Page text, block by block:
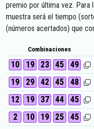
premio por última vez. Para
muestra será el tiempo
(números acertados) que
Combinaciones
10 19 23 45 49
19
29 42 45 48
12
19 37 44 45
2
10 19 25 45